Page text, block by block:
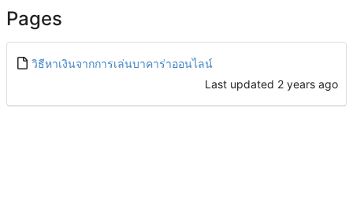
Pages
วิธีหาเงินจากการเล่นบาคาร่าออนไลน์
Last updated